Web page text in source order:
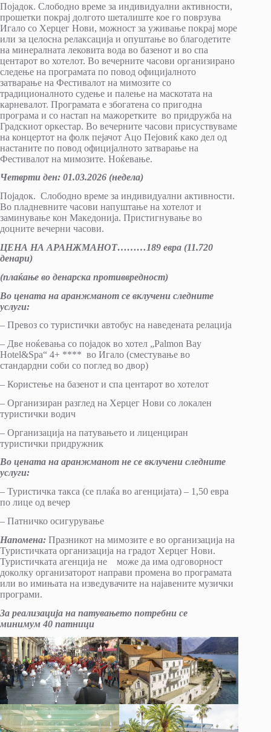
Појадок. Слободно време за индивидуални активности,
прошетки покрај долгото шеталиште кое го поврзува
Игало со Херцег Нови, можност за уживање покрај море
или за целосна релаксација и опуштање во благодетите
на минералната лековита вода во базенот и во спа
центарот во хотелот. Во вечерните часови организирано
следење на програмата по повод официјалното
затварање на Фестивалот на мимозите со
традиционалното судење и палење на маскотата на
карневалот. Програмата е збогатена со пригодна
програма и со настап на мажоретките во придружба на
Градскиот оркестар. Во вечерните часови присуствуваме
на концертот на фолк пејачот Ацо Пејовиќ како дел од
настаните по повод официјалното затварање на
Фестивалот на мимозите. Ноќевање.
Четврти ден: 01.03.2026 (недела)
Појадок. Слободно време за индивидуални активности.
Во пладневните часови напуштање на хотелот и
заминување кон Македонија. Пристигнување во
доцните вечерни часови.
ЦЕНА НА АРАНЖМАНОТ………189 евра (11.720
денари)
(плаќање во денарска противвредност)
Во цената на аранжманот се вклучени следните
услуги:
– Превоз со туристички автобус на наведената релација
– Две ноќевања со појадок во хотел „Palmon Bay
Hotel&Spa“ 4+ **** во Игало (сместување во
стандардни соби со поглед во двор)
– Користење на базенот и спа центарот во хотелот
– Организиран разглед на Херцег Нови со локален
туристички водич
– Организација на патувањето и лиценциран
туристички придружник
Во цената на аранжманот не се вклучени следните
услуги:
– Туристичка такса (се плаќа во агенцијата) – 1,50 евра
по лице од вечер
– Патничко осигурување
Напомена: Празникот на мимозите е во организација на
Туристичката организација на градот Херцег Нови.
Туристичката агенција не може да има одговорност
доколку организаторот направи промена во програмата
или во имињата на изведувачите на најавените музички
програми.
За реализација на патувањето потребни се
минимум 40 патници